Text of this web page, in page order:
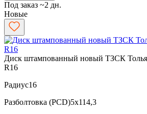
Под заказ ~2 дн.
Новые
Диск штампованный новый ТЗСК
R16
Радиус16
Разболтовка (PCD)5x114,3